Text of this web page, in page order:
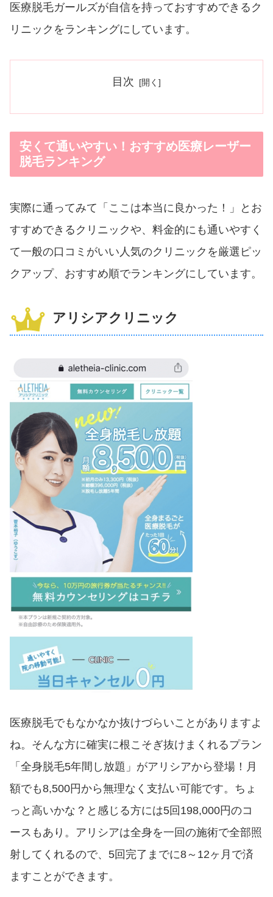
医療脱毛ガールズが自信を持っておすすめできるク
リニックをランキングにしています。
目次
安くて通いやすい！おすすめ医療レーザー
脱毛ランキング
実際に通ってみて「ここは本当に良かった！」とお
すすめできるクリニックや、料金的にも通いやすく
て一般の口コミがいい人気のクリニックを厳選ピッ
クアップ、おすすめ順でランキングにしています。
アリシアクリニック
医療脱毛でもなかなか抜けづらいことがありますよ
ね。そんな方に確実に根こそぎ抜けまくれるプラン
「全身脱毛5年間し放題」がアリシアから登場！月
額でも8,500円から無理なく支払い可能です。ちょ
っと高いかな？と感じる方には5回198,000円のコ
ースもあり。アリシアは全身を一回の施術で全部照
射してくれるので、5回完了までに8～12ヶ月で済
ますことができます。